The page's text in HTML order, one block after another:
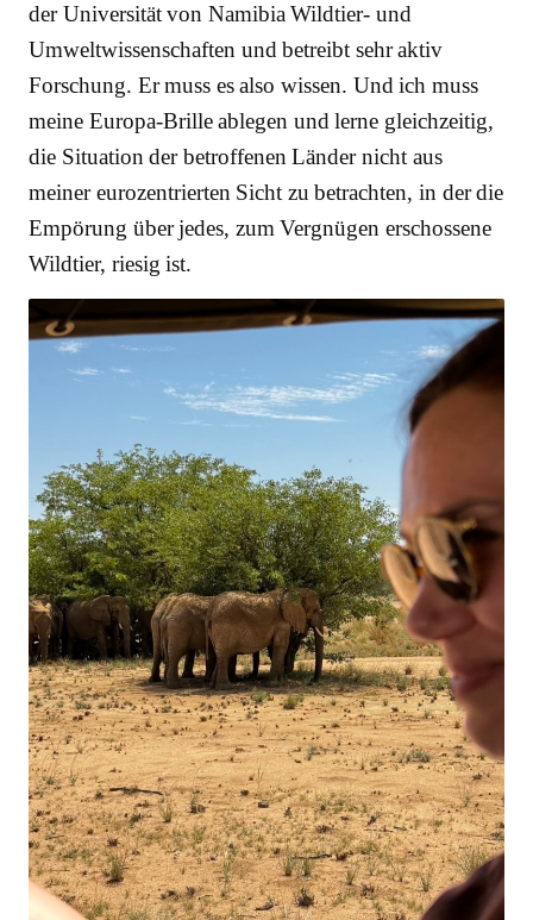
der Universität von Namibia Wildtier- und
Umweltwissenschaften und betreibt sehr aktiv
Forschung. Er muss es also wissen. Und ich muss
meine Europa-Brille ablegen und lerne gleichzeitig,
die Situation der betroffenen Länder nicht aus
meiner eurozentrierten Sicht zu betrachten, in der die
Empörung über jedes, zum Vergnügen erschossene
Wildtier, riesig ist.